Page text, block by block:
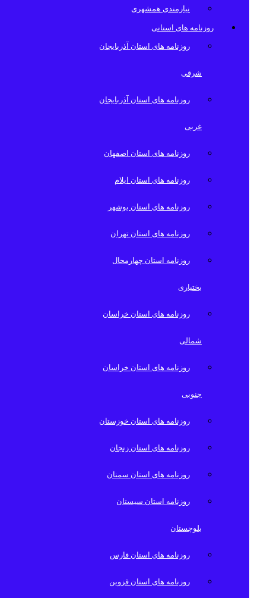
نیازمندی همشهری
روزنامه های استانی
روزنامه های استان آذربایجان
شرقی
روزنامه های استان آذربایجان
غربی
روزنامه های استان اصفهان
روزنامه های استان ایلام
روزنامه های استان بوشهر
روزنامه های استان تهران
روزنامه استان چهارمحال
بختیاری
روزنامه های استان خراسان
شمالی
روزنامه های استان خراسان
جنوبی
روزنامه های استان خوزستان
روزنامه های استان زنجان
روزنامه های استان سمنان
روزنامه استان سیستان
بلوچستان
روزنامه های استان فارس
روزنامه های استان قزوین